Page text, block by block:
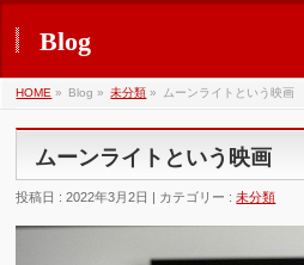
Blog
HOME » Blog » 未分類 » ムーンライトという映画
ムーンライトという映画
投稿日 : 2022年3月2日 | カテゴリー :未分類